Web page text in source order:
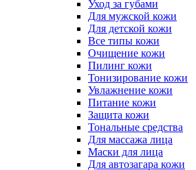
Уход за губами
Для мужской кожи
Для детской кожи
Все типы кожи
Очищение кожи
Пилинг кожи
Тонизирование кожи
Увлажнение кожи
Питание кожи
Защита кожи
Тональные средства
Для массажа лица
Маски для лица
Для автозагара кожи